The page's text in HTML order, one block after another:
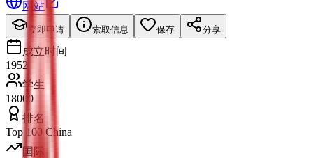
网站
立即申请 索取信息 保存 分享
成立时间
1952
学生
18000
排名
Top 100 China
国际